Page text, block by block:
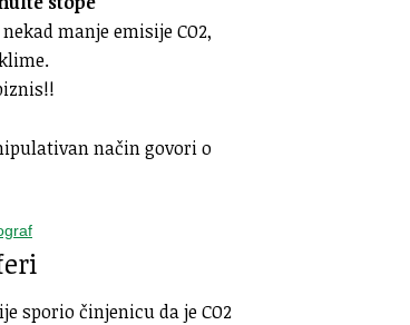
manje emisije CO2,
način govori o
sporio činjenicu da je CO2